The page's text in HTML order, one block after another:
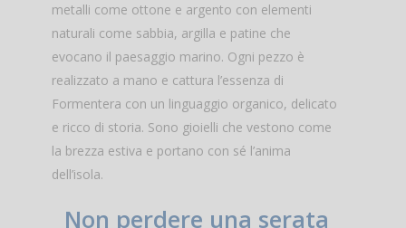
metalli come ottone e argento con elementi
naturali come sabbia, argilla e patine che
evocano il paesaggio marino. Ogni pezzo è
realizzato a mano e cattura l’essenza di
Formentera con un linguaggio organico, delicato
e ricco di storia. Sono gioielli che vestono come
la brezza estiva e portano con sé l’anima
dell’isola.
Non perdere una serata